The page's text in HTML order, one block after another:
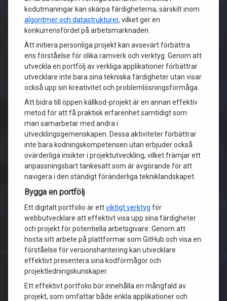
kodutmaningar kan skärpa färdigheterna, särskilt inom
algoritmer och datastrukturer, vilket ger en
konkurrensfördel på arbetsmarknaden.
Att initiera personliga projekt kan avsevärt förbättra
ens förståelse för olika ramverk och verktyg. Genom att
utveckla en portfölj av verkliga applikationer förbättrar
utvecklare inte bara sina tekniska färdigheter utan visar
också upp sin kreativitet och problemlösningsförmåga.
Att bidra till öppen källkod-projekt är en annan effektiv
metod för att få praktisk erfarenhet samtidigt som
man samarbetar med andra i
utvecklingsgemenskapen. Dessa aktiviteter förbättrar
inte bara kodningskompetensen utan erbjuder också
ovärderliga insikter i projektutveckling, vilket främjar ett
anpassningsbart tankesätt som är avgörande för att
navigera i den ständigt föränderliga tekniklandskapet.
Bygga en portfölj
Ett digitalt portfolio är ettviktigt verktyg för
webbutvecklare att effektivt visa upp sina färdigheter
och projekt för potentiella arbetsgivare. Genom att
hosta sitt arbete på plattformar som GitHub och visa en
förståelse för versionshantering kan utvecklare
effektivt presentera sina kodförmågor och
projektledningskunskaper.
Ett effektivt portfolio bör innehålla en mångfald av
projekt, som omfattar både enkla applikationer och